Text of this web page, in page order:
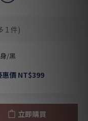
1 件)
/黑
惠價 NT$399
立即購買